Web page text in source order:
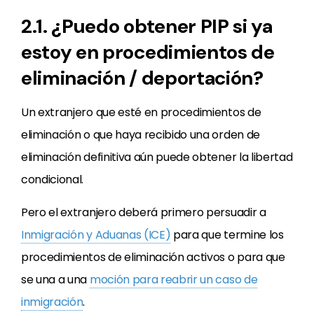
2.1. ¿Puedo obtener PIP si ya
estoy en procedimientos de
eliminación / deportación?
Un extranjero que esté en procedimientos de
eliminación o que haya recibido una orden de
eliminación definitiva aún puede obtener la libertad
condicional.
Pero el extranjero deberá primero persuadir a
Inmigración y Aduanas (ICE) para que termine los
procedimientos de eliminación activos o para que
se una a una moción para reabrir un caso de
inmigración.